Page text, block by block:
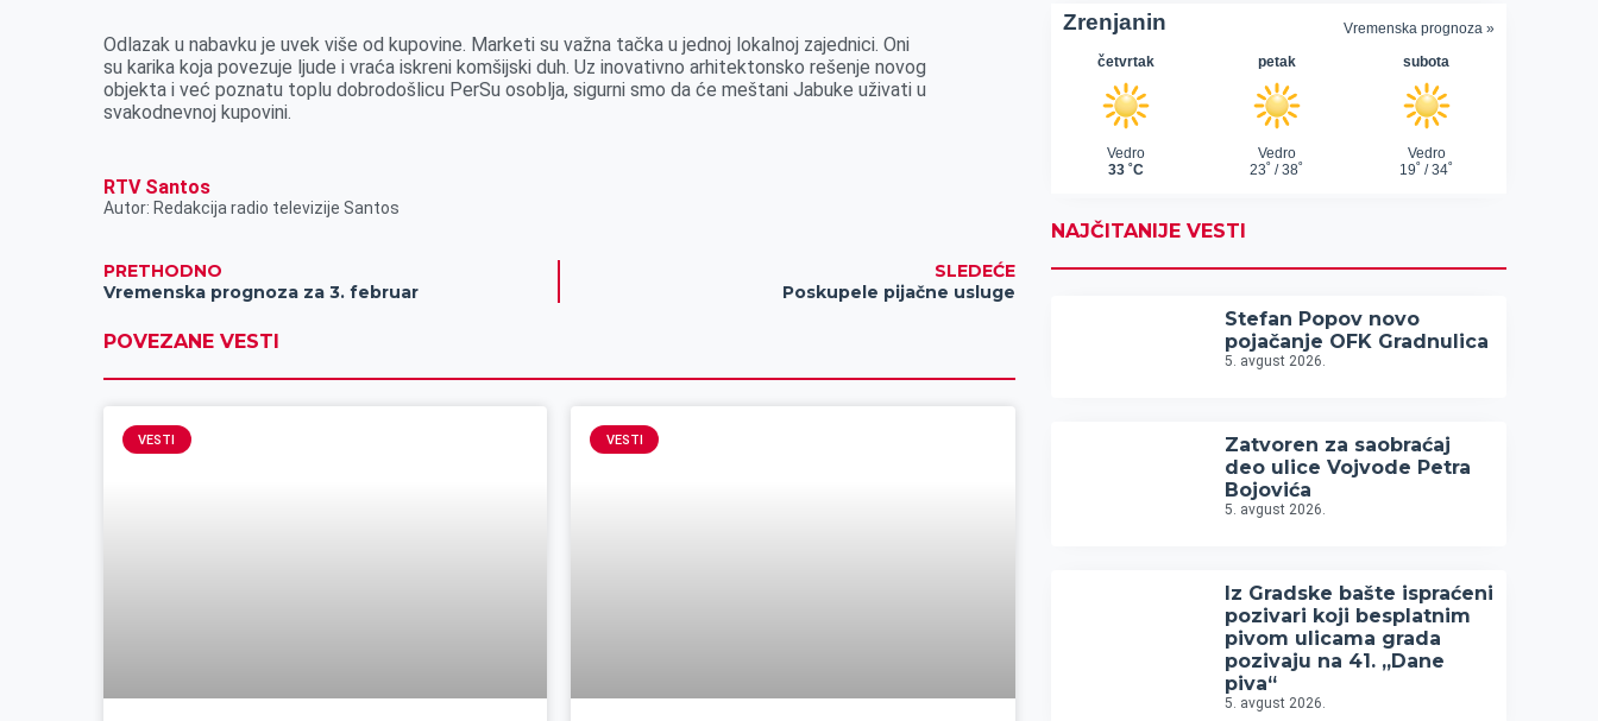
Odlazak u nabavku je uvek više od kupovine. Marketi su važna tačka u jednoj lokalnoj zajednici. Oni
su karika koja povezuje ljude i vraća iskreni komšijski duh. Uz inovativno arhitektonsko rešenje novog
objekta i već poznatu toplu dobrodošlicu PerSu osoblja, sigurni smo da će meštani Jabuke uživati u
svakodnevnoj kupovini.
RTV Santos
Autor: Redakcija radio televizije Santos
PRETHODNO
Vremenska prognoza za 3. februar
SLEDEĆE
Poskupele pijačne usluge
POVEZANE VESTI
VESTI VESTI
NAJČITANIJE VESTI
Stefan Popov novo
pojačanje OFK Gradnulica
5. avgust 2026.
Zatvoren za saobraćaj
deo ulice Vojvode Petra
Bojovića
5. avgust 2026.
Iz Gradske bašte ispraćeni
pozivari koji besplatnim
pivom ulicama grada
pozivaju na 41. „Dane
piva“
5. avgust 2026.